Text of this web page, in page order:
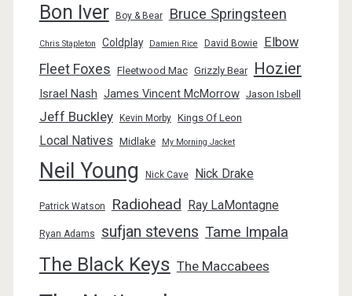
Bon Iver Boy & Bear Bruce Springsteen
Chris Stapleton Coldplay Damien Rice David Bowie Elbow
Fleet Foxes Fleetwood Mac Grizzly Bear Hozier
Israel Nash James Vincent McMorrow Jason Isbell
Jeff Buckley Kevin Morby Kings Of Leon
Local Natives Midlake My Morning Jacket
Neil Young Nick Cave Nick Drake
Patrick Watson Radiohead Ray LaMontagne
Ryan Adams sufjan stevens Tame Impala
The Black Keys The Maccabees